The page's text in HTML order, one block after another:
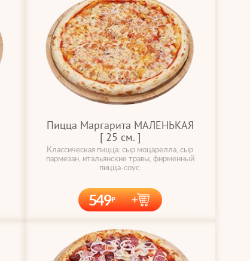
Пицца Маргарита МАЛЕНЬКАЯ
[ 25 cм. ]
Классическая пицца: сыр моцарелла, сыр
пармезан, итальянские травы, фирменный
пицца-соус.
549